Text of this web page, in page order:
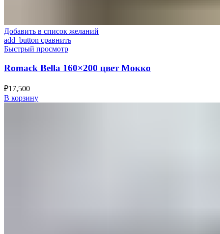
Добавить в список желаний
add_button сравнить
Быстрый просмотр
Romack Bella 160×200 цвет Мокко
₽17,500
В корзину